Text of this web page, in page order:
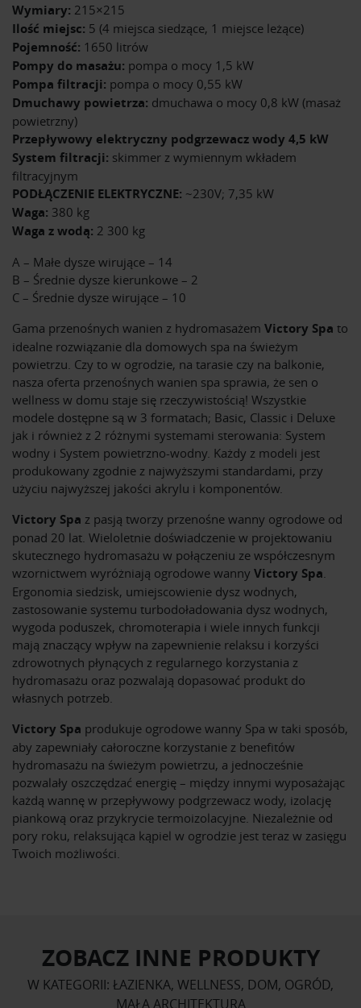
Wymiary: 215×215
Ilość miejsc: 5 (4 miejsca siedzące, 1 miejsce leżące)
Pojemność: 1650 litrów
Pompy do masażu: pompa o mocy 1,5 kW
Pompa filtracji: pompa o mocy 0,55 kW
Dmuchawy powietrza: dmuchawa o mocy 0,8 kW (masaż
powietrzny)
Przepływowy elektryczny podgrzewacz wody 4,5 kW
System filtracji: skimmer z wymiennym wkładem
filtracyjnym
PODŁĄCZENIE ELEKTRYCZNE: ~230V; 7,35 kW
Waga: 380 kg
Waga z wodą: 2 300 kg
A – Małe dysze wirujące – 14
B – Średnie dysze kierunkowe – 2
C – Średnie dysze wirujące – 10
Gama przenośnych wanien z hydromasażem Victory Spa to
idealne rozwiązanie dla domowych spa na świeżym
powietrzu. Czy to w ogrodzie, na tarasie czy na balkonie,
nasza oferta przenośnych wanien spa sprawia, że ​​sen o
wellness w domu staje się rzeczywistością! Wszystkie
modele dostępne są w 3 formatach; Basic, Classic i Deluxe
jak i również z 2 różnymi systemami sterowania: System
wodny i System powietrzno-wodny. Każdy z modeli jest
produkowany zgodnie z najwyższymi standardami, przy
użyciu najwyższej jakości akrylu i komponentów.
Victory Spa z pasją tworzy przenośne wanny ogrodowe od
ponad 20 lat. Wieloletnie doświadczenie w projektowaniu
skutecznego hydromasażu w połączeniu ze współczesnym
wzornictwem wyróżniają ogrodowe wanny Victory Spa
Ergonomia siedzisk, umiejscowienie dysz wodnych,
zastosowanie systemu turbodoładowania dysz wodnych,
wygoda poduszek, chromoterapia i wiele innych funkcji
mają znaczący wpływ na zapewnienie relaksu i korzyści
zdrowotnych płynących z regularnego korzystania z
hydromasażu oraz pozwalają dopasować produkt do
własnych potrzeb.
Victory Spa produkuje ogrodowe wanny Spa w taki sposób,
aby zapewniały całoroczne korzystanie z benefitów
hydromasażu na świeżym powietrzu, a jednocześnie
pozwalały oszczędzać energię – między innymi wyposażając
każdą wannę w przepływowy podgrzewacz wody, izolację
piankową oraz przykrycie termoizolacyjne. Niezależnie od
pory roku, relaksująca kąpiel w ogrodzie jest teraz w zasięgu
Twoich możliwości.
ZOBACZ INNE PRODUKTY
W KATEGORII: ŁAZIENKA, WELLNESS, DOM, OGRÓD,
MAŁA ARCHITEKTURA